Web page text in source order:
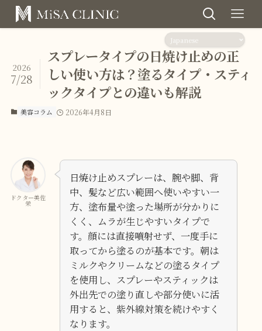
スプレータイプの日焼け止めの正
しい使い方は？塗るタイプ・スティ
ックタイプとの違いも解説
2026
7/28
美容コラム 2026年4月8日
ドクター美佐
栄
日焼け止めスプレーは、腕や脚、背
中、髪など広い範囲へ使いやすい一
方、塗布量や塗った場所が分かりに
くく、ムラが生じやすいタイプで
す。顔には直接噴射せず、一度手に
取ってから塗るのが基本です。朝は
ミルクやクリームなどの塗るタイプ
を使用し、スプレーやスティックは
外出先での塗り直しや部分使いに活
用すると、紫外線対策を続けやすく
なります。